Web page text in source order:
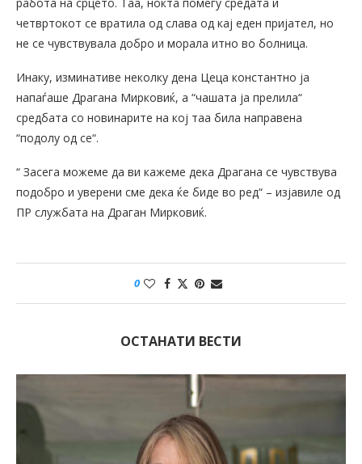
четвртокот се вратила од слава од кај еден пријател, но
не се чувствувала добро и морала итно во болница.
Инаку, изминативе неколку дена Цеца константно ја
напаѓаше Драгана Мирковиќ, а “чашата ја прелила“
средбата со новинарите на кој таа била направена
“подолу од се“.
“ Засега можеме да ви кажеме дека Драгана се чувствува
подобро и уверени сме дека ќе биде во ред“ – изјавиле од
ПР службата на Драган Мирковиќ.
0
ОСТАНАТИ ВЕСТИ